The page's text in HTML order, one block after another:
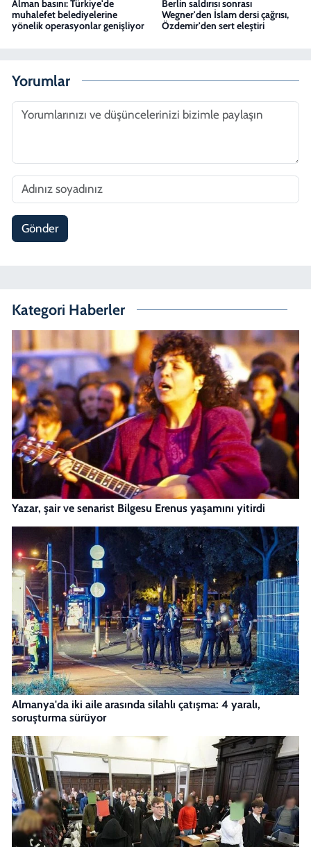
Alman basını: Türkiye'de
muhalefet belediyelerine
yönelik operasyonlar genişliyor
Berlin saldırısı sonrası
Wegner'den İslam dersi çağrısı,
Özdemir'den sert eleştiri
Yorumlar
Gönder
Kategori Haberler
Yazar, şair ve senarist Bilgesu Erenus yaşamını yitirdi
Almanya'da iki aile arasında silahlı çatışma: 4 yaralı,
soruşturma sürüyor